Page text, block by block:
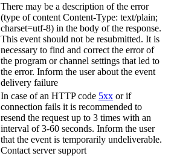
There may be a description of the error
(type of content Content-Type: text/plain;
charset=utf-8) in the body of the response.
This event should not be resubmitted. It is
necessary to find and correct the error of
the program or channel settings that led to
the error. Inform the user about the event
delivery failure
In case of an HTTP code 5xx or if
connection fails it is recommended to
resend the request up to 3 times with an
interval of 3-60 seconds. Inform the user
that the event is temporarily undeliverable.
Contact server support